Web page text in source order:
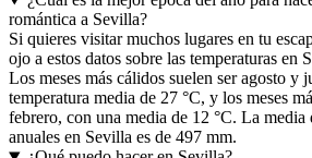
romántica a Sevilla?
Si quieres visitar muchos lugares en tu
ojo a estos datos sobre las temperaturas en
Los meses más cálidos suelen ser agosto y
temperatura media de 27 °C, y los meses
febrero, con una media de 12 °C. La media
anuales en Sevilla es de 497 mm.